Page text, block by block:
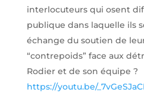
interlocuteurs qui osent
publique dans laquelle ils
échange du soutien de
“contrepoids” face aux
Rodier et de son équipe ?
https://youtu.be/